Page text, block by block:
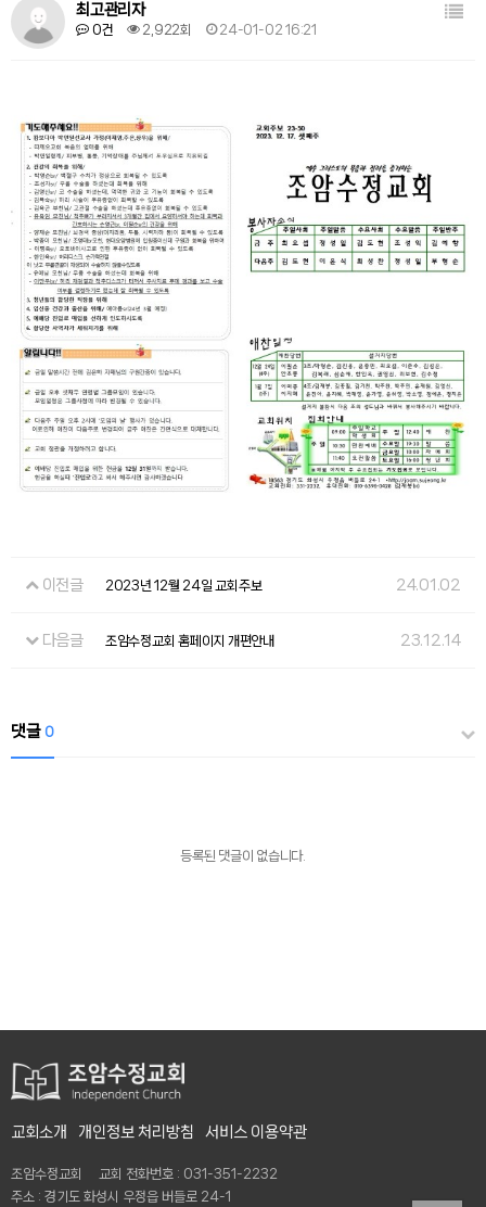
최고관리자
0건 2,922회 24-01-02 16:21
이전글 2023년 12월 24일 교회주보 24.01.02
다음글 조암수정교회 홈페이지 개편안내 23.12.14
댓글 0
등록된 댓글이 없습니다.
교회소개 개인정보 처리방침 서비스 이용약관
조암수정교회 교회 전화번호 : 031-351-2232
주소 : 경기도 화성시 우정읍 버들로 24-1